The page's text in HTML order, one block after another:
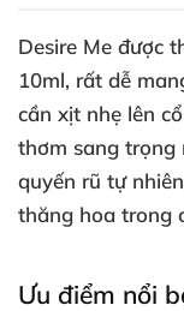
Desire Me được
10ml, rất dễ
cần xịt nhẹ lên
thơm sang trọng
quyến rũ tự
thăng hoa trong
Ưu điểm nổi